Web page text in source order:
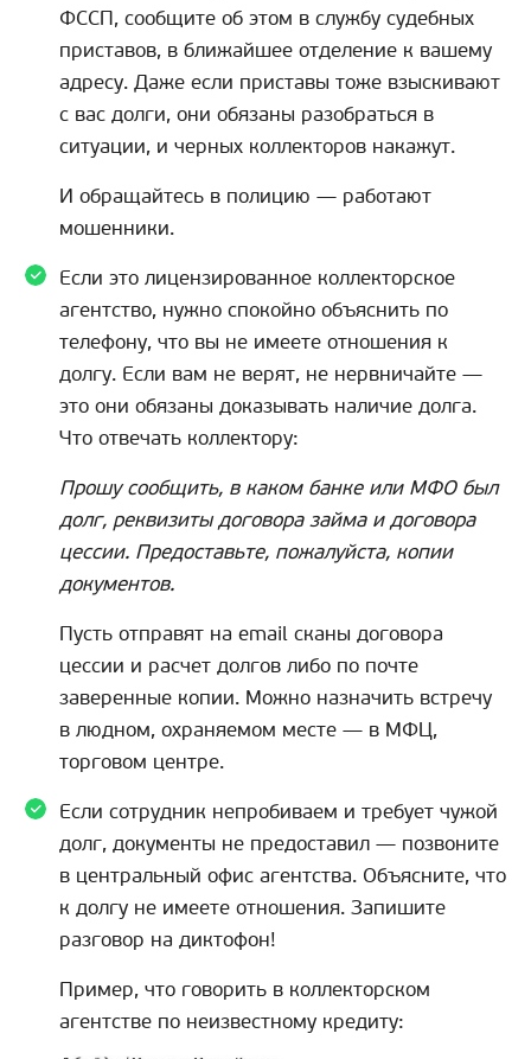
ФССП, сообщите об этом в службу судебных
приставов, в ближайшее отделение к вашему
адресу. Даже если приставы тоже взыскивают
с вас долги, они обязаны разобраться в
ситуации, и черных коллекторов накажут.
И обращайтесь в полицию — работают
мошенники.
Если это лицензированное коллекторское
агентство, нужно спокойно объяснить по
телефону, что вы не имеете отношения к
долгу. Если вам не верят, не нервничайте —
это они обязаны доказывать наличие долга.
Что отвечать коллектору:
Прошу сообщить, в каком банке или МФО был
долг, реквизиты договора займа и договора
цессии. Предоставьте, пожалуйста, копии
документов.
Пусть отправят на email сканы договора
цессии и расчет долгов либо по почте
заверенные копии. Можно назначить встречу
в людном, охраняемом месте — в МФЦ,
торговом центре.
Если сотрудник непробиваем и требует чужой
долг, документы не предоставил — позвоните
в центральный офис агентства. Объясните, что
к долгу не имеете отношения. Запишите
разговор на диктофон!
Пример, что говорить в коллекторском
агентстве по неизвестному кредиту: